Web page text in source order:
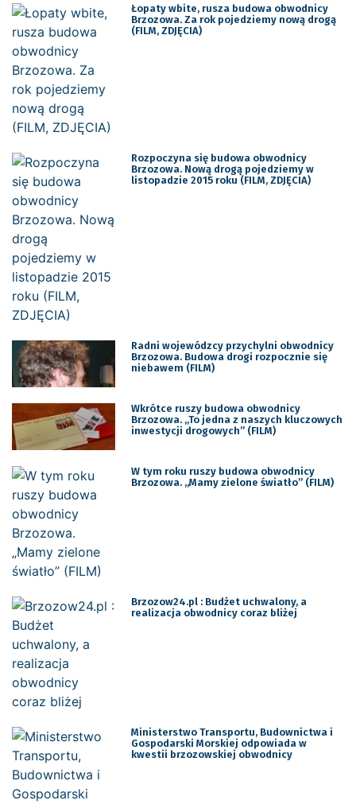
Łopaty wbite, rusza budowa obwodnicy
Brzozowa. Za rok pojedziemy nową drogą
(FILM, ZDJĘCIA)
Rozpoczyna się budowa obwodnicy
Brzozowa. Nową drogą pojedziemy w
listopadzie 2015 roku (FILM, ZDJĘCIA)
Radni wojewódzcy przychylni obwodnicy
Brzozowa. Budowa drogi rozpocznie się
niebawem (FILM)
Wkrótce ruszy budowa obwodnicy
Brzozowa. „To jedna z naszych kluczowych
inwestycji drogowych” (FILM)
W tym roku ruszy budowa obwodnicy
Brzozowa. „Mamy zielone światło” (FILM)
Brzozow24.pl : Budżet uchwalony, a
realizacja obwodnicy coraz bliżej
Ministerstwo Transportu, Budownictwa i
Gospodarski Morskiej odpowiada w
kwestii brzozowskiej obwodnicy